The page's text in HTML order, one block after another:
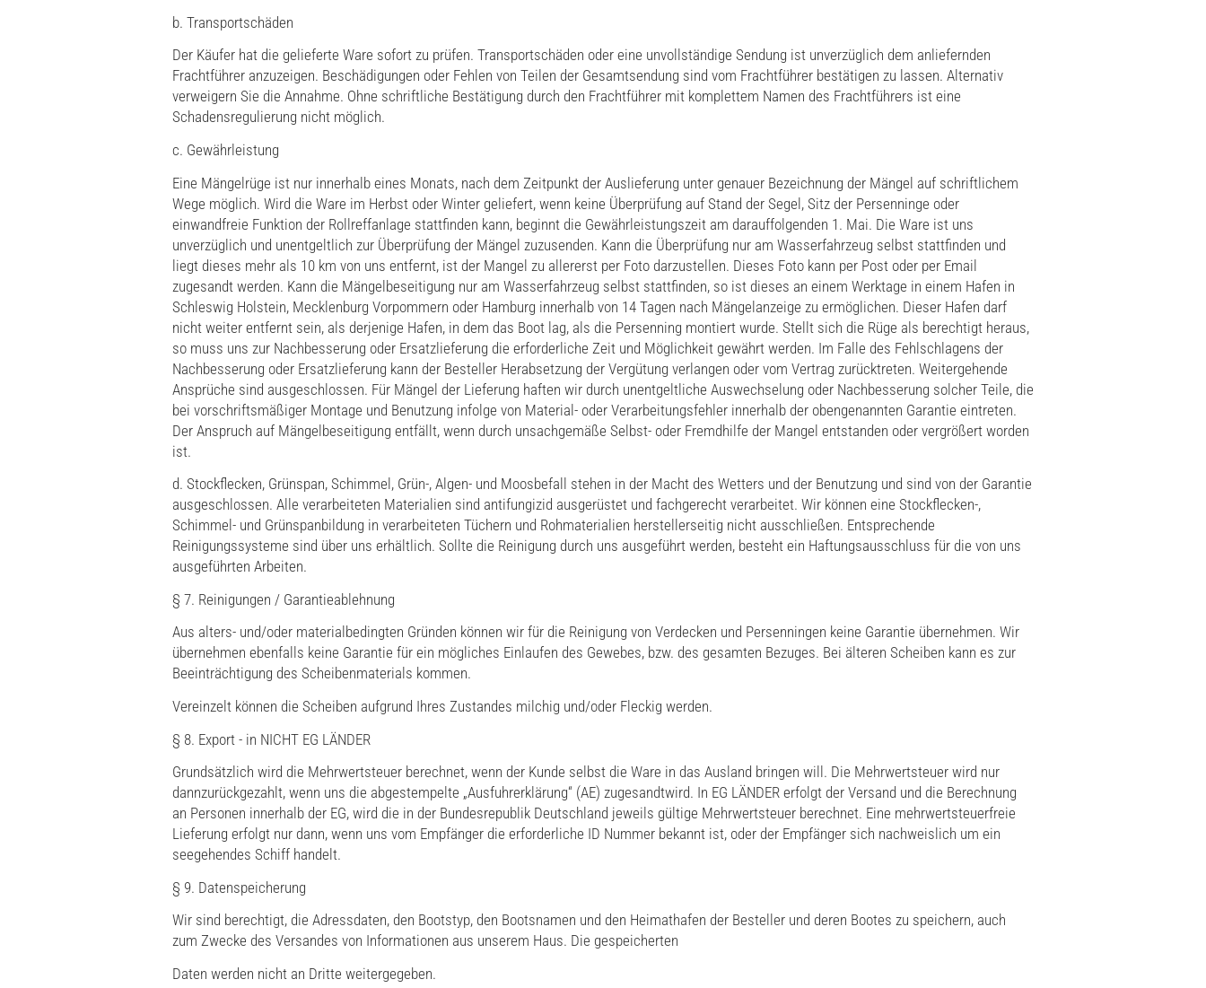
b. Transportschäden
Der Käufer hat die gelieferte Ware sofort zu prüfen. Transportschäden oder eine unvollständige Sendung ist unverzüglich dem anliefernden
Frachtführer anzuzeigen. Beschädigungen oder Fehlen von Teilen der Gesamtsendung sind vom Frachtführer bestätigen zu lassen. Alternativ
verweigern Sie die Annahme. Ohne schriftliche Bestätigung durch den Frachtführer mit komplettem Namen des Frachtführers ist eine
Schadensregulierung nicht möglich.
c. Gewährleistung
Eine Mängelrüge ist nur innerhalb eines Monats, nach dem Zeitpunkt der Auslieferung unter genauer Bezeichnung der Mängel auf schriftlichem
Wege möglich. Wird die Ware im Herbst oder Winter geliefert, wenn keine Überprüfung auf Stand der Segel, Sitz der Persenninge oder
einwandfreie Funktion der Rollreffanlage stattfinden kann, beginnt die Gewährleistungszeit am darauffolgenden 1. Mai. Die Ware ist uns
unverzüglich und unentgeltlich zur Überprüfung der Mängel zuzusenden. Kann die Überprüfung nur am Wasserfahrzeug selbst stattfinden und
liegt dieses mehr als 10 km von uns entfernt, ist der Mangel zu allererst per Foto darzustellen. Dieses Foto kann per Post oder per Email
zugesandt werden. Kann die Mängelbeseitigung nur am Wasserfahrzeug selbst stattfinden, so ist dieses an einem Werktage in einem Hafen in
Schleswig Holstein, Mecklenburg Vorpommern oder Hamburg innerhalb von 14 Tagen nach Mängelanzeige zu ermöglichen. Dieser Hafen darf
nicht weiter entfernt sein, als derjenige Hafen, in dem das Boot lag, als die Persenning montiert wurde. Stellt sich die Rüge als berechtigt heraus,
so muss uns zur Nachbesserung oder Ersatzlieferung die erforderliche Zeit und Möglichkeit gewährt werden. Im Falle des Fehlschlagens der
Nachbesserung oder Ersatzlieferung kann der Besteller Herabsetzung der Vergütung verlangen oder vom Vertrag zurücktreten. Weitergehende
Ansprüche sind ausgeschlossen. Für Mängel der Lieferung haften wir durch unentgeltliche Auswechselung oder Nachbesserung solcher Teile, die
bei vorschriftsmäßiger Montage und Benutzung infolge von Material- oder Verarbeitungsfehler innerhalb der obengenannten Garantie eintreten.
Der Anspruch auf Mängelbeseitigung entfällt, wenn durch unsachgemäße Selbst- oder Fremdhilfe der Mangel entstanden oder vergrößert worden
ist.
d. Stockflecken, Grünspan, Schimmel, Grün-, Algen- und Moosbefall stehen in der Macht des Wetters und der Benutzung und sind von der Garantie
ausgeschlossen. Alle verarbeiteten Materialien sind antifungizid ausgerüstet und fachgerecht verarbeitet. Wir können eine Stockflecken-,
Schimmel- und Grünspanbildung in verarbeiteten Tüchern und Rohmaterialien herstellerseitig nicht ausschließen. Entsprechende
Reinigungssysteme sind über uns erhältlich. Sollte die Reinigung durch uns ausgeführt werden, besteht ein Haftungsausschluss für die von uns
ausgeführten Arbeiten.
§ 7. Reinigungen / Garantieablehnung
Aus alters- und/oder materialbedingten Gründen können wir für die Reinigung von Verdecken und Persenningen keine Garantie übernehmen. Wir
übernehmen ebenfalls keine Garantie für ein mögliches Einlaufen des Gewebes, bzw. des gesamten Bezuges. Bei älteren Scheiben kann es zur
Beeinträchtigung des Scheibenmaterials kommen.
Vereinzelt können die Scheiben aufgrund Ihres Zustandes milchig und/oder Fleckig werden.
§ 8. Export - in NICHT EG LÄNDER
Grundsätzlich wird die Mehrwertsteuer berechnet, wenn der Kunde selbst die Ware in das Ausland bringen will. Die Mehrwertsteuer wird nur
dannzurückgezahlt, wenn uns die abgestempelte „Ausfuhrerklärung“ (AE) zugesandtwird. In EG LÄNDER erfolgt der Versand und die Berechnung
an Personen innerhalb der EG, wird die in der Bundesrepublik Deutschland jeweils gültige Mehrwertsteuer berechnet. Eine mehrwertsteuerfreie
Lieferung erfolgt nur dann, wenn uns vom Empfänger die erforderliche ID Nummer bekannt ist, oder der Empfänger sich nachweislich um ein
seegehendes Schiff handelt.
§ 9. Datenspeicherung
Wir sind berechtigt, die Adressdaten, den Bootstyp, den Bootsnamen und den Heimathafen der Besteller und deren Bootes zu speichern, auch
zum Zwecke des Versandes von Informationen aus unserem Haus. Die gespeicherten
Daten werden nicht an Dritte weitergegeben.